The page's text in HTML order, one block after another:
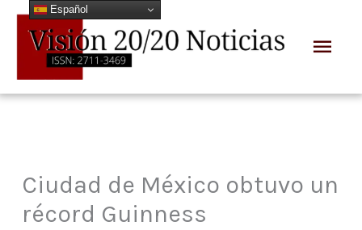
contenido
Ciudad de México obtuvo un
récord Guinness
Español